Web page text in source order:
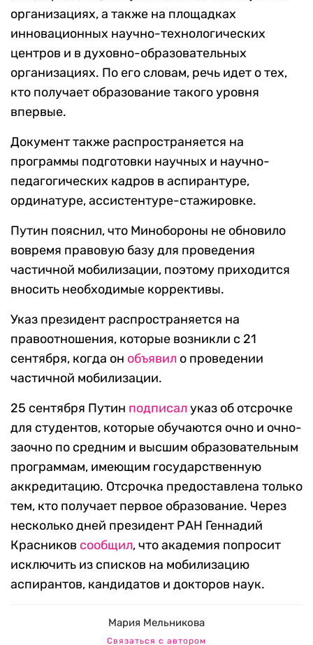
организациях, а также на площадках
инновационных научно-технологических
центров и в духовно-образовательных
организациях. По его словам, речь идет о тех,
кто получает образование такого уровня
впервые.
Документ также распространяется на
программы подготовки научных и научно-
педагогических кадров в аспирантуре,
ординатуре, ассистентуре-стажировке.
Путин пояснил, что Минобороны не обновило
вовремя правовую базу для проведения
частичной мобилизации, поэтому приходится
вносить необходимые коррективы.
Указ президент распространяется на
правоотношения, которые возникли с 21
сентября, когда он объявил о проведении
частичной мобилизации.
25 сентября Путин подписал указ об отсрочке
для студентов, которые обучаются очно и очно-
заочно по средним и высшим образовательным
программам, имеющим государственную
аккредитацию. Отсрочка предоставлена только
тем, кто получает первое образование. Через
несколько дней президент РАН Геннадий
Красников сообщил, что академия попросит
исключить из списков на мобилизацию
аспирантов, кандидатов и докторов наук.
Мария Мельникова
Связаться с автором